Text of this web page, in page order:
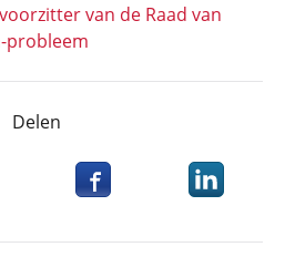
van de Raad van
probleem
Delen
item op Bluesky
Deel dit item opDeel dit